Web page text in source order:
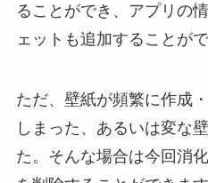
ることができ、アプリの
ェットも追加することがで
ただ、壁紙が頻繁に作成
しまった、あるいは変な
た。そんな場合は今回消